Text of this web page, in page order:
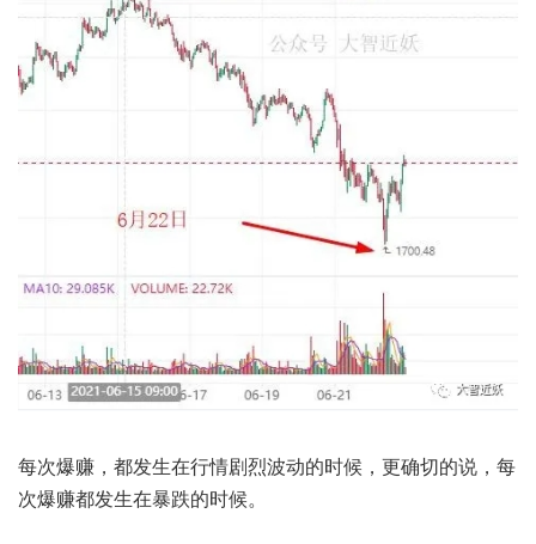
每次爆赚，都发生在行情剧烈波动的时候，更确切的说，每
次爆赚都发生在暴跌的时候。